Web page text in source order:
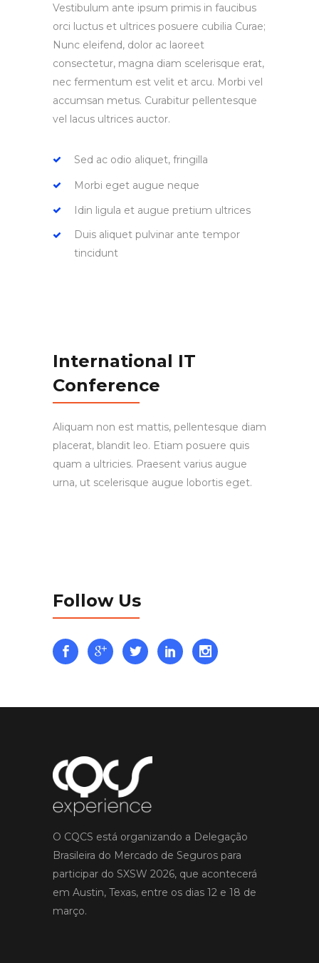
Vestibulum ante ipsum primis in faucibus
orci luctus et ultrices posuere cubilia Curae;
Nunc eleifend, dolor ac laoreet
consectetur, magna diam scelerisque erat,
nec fermentum est velit et arcu. Morbi vel
accumsan metus. Curabitur pellentesque
vel lacus ultrices auctor.
Sed ac odio aliquet, fringilla
Morbi eget augue neque
Idin ligula et augue pretium ultrices
Duis aliquet pulvinar ante tempor
tincidunt
International IT
Conference
Aliquam non est mattis, pellentesque diam
placerat, blandit leo. Etiam posuere quis
quam a ultricies. Praesent varius augue
urna, ut scelerisque augue lobortis eget.
Follow Us
O CQCS está organizando a Delegação
Brasileira do Mercado de Seguros para
participar do SXSW 2026, que acontecerá
em Austin, Texas, entre os dias 12 e 18 de
março.